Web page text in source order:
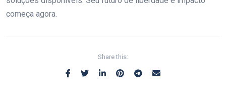
começa agora.
Share this: